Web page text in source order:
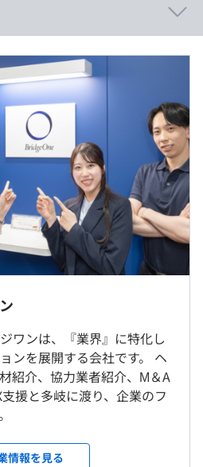
新技術へのチャレンジも積極的
（業務効率化へのツール投資も
て業務時間内で2時間自由に勉
ジニア」としての市場価値向上
日まで可能です）
（月給12カ月分 + 賞与2カ月
円（一律手当を含む）
円
円～184,150円（40時間／
場合は追加で支給します。
は業務の都合により各々の自
／月
ワンは、『業界』に特化し
ンを展開する会社です。 ヘ
紹介、協力業者紹介、М＆A
援と多岐に渡り、企業のフ
情報を見る